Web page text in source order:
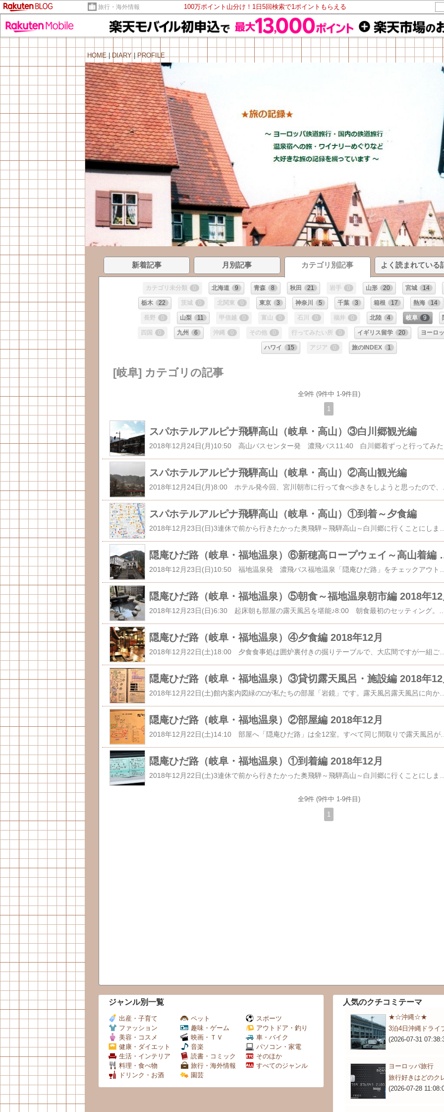
旅行・海外情報 100万ポイント山分け！1日5回検索で1ポイントもらえる
HOME|DIARY|PROFILE
新着記事 月別記事 カテゴリ別記事 よく読まれている
カテゴリ未分類 0 北海道 9 青森 8 秋田 21 岩手 0 山形 20 宮城 14
栃木 22 茨城 0 北関東 0 東京 3 神奈川 5 千葉 3 箱根 17 熱海 14
長野 0 山梨 11 甲信越 0 富山 0 石川 0 福井 0 北陸 4 岐阜 9
四国 0 九州 6 沖縄 0 その他 0 行ってみたい所 0 イギリス留学 20 ヨーロ
ハワイ 15 アジア 0 旅のINDEX 1
[岐阜] カテゴリの記事
全9件 (9件中 1-9件目)
1
スパホテルアルピナ飛騨高山（岐阜・高山）③白川郷観光編
スパホテルアルピナ飛騨高山（岐阜・高山）②高山観光編
スパホテルアルピナ飛騨高山（岐阜・高山）①到着～夕食編
隠庵ひだ路（岐阜
隠庵ひだ路（岐阜・福地温泉）⑤朝食～福地温泉朝市編 2018年12
隠庵ひだ路（岐阜・福地温泉）④夕食編 2018年12月
​​​​​​2018年12月22日(土)18:00 夕食食事処は囲炉裏付きの掘りテーブルで、大広間ですが一組ごとに衝立で仕切られています。最初のセッティングお品書き 「年の瀬に 思いはせる 大晦日膳を」「飛騨牛プラン」を予約したので、かなり飛騨牛が入ったメニューです。私は生ビールをオーダー夫は奥飛騨林檎ジュース本日の山実酒野の幸天然こごみのお浸し山里の恵み野菜色々山芋ゼリー合わせ奥飛騨の五品盛り最初に囲炉裏の前にセットされていました。ゆば含め粉山椒きのこしぐれ煮みずのこぶ虹ます甘露煮地物 茗荷梅肉酢飛騨の恵み飛騨牛と季節の野菜の和え物飛騨牛のマリネ白胡麻葛寄せ飛騨牛ステーキにぎり二種結晶塩 おろし醤油 ガリ囲炉裏岩魚と五平餅は最初から囲炉裏にセットされていました。岩魚塩焼五平餅えごま味噌のくとまり百合根と鯰 かぶら蒸し田舎盛りわらび田舎煮ばあちゃんのころ芋飛騨かぶ漬け 赤かぶなが漬け ゆず大根 蕪の葉ふる漬けこれはお品書きにないような…二人分の用意だったのでお皿に取り分けたところ。ごっつを飛騨牛ロースステーキの溶岩焼岩塩。削るタイプです。おろしポン酢結構大きなお肉が2枚！ 私は２つのお肉を1/3ずついただきました。美味しかった～♪ でももうお腹がかなりいっぱい。山ぶどう酒をオーダーしてみました。御飯 汁物白米 味噌汁赤味噌仕立て口結びりんごシャーベットわらび餅二種「あったかパッド」というものが置かれていたので使ってみました。お部屋への持ち帰り用にこちらをいただきました。中はおにぎりでした。お腹いっぱいでも温泉に入るとお腹がすいてきて食べれるんですよね。福地おそぶ谷の山水おにぎりを食べた時に、冷蔵庫の缶ビールをいただきました♪そういえば湯上がり牛乳券は、夕食前に大浴場に行った後にもらいに行きました。この４種類の中から選ぶのですが、何にしたんだったかな。たぶんコーヒー牛乳かな。​部屋には布団を敷いてくれていました。この後も部屋の露天風呂を満喫して眠りにつきました。​​​​​⑤朝食～福地温泉朝市編​​​★ブログランキングの応援クリックをお願いいたします♪にほんブログ村​​​​​​​
隠庵ひだ路（岐阜・福地温泉）③貸切露天風呂・施設編 2018年12
​​​​​2018年12月22日(土)館内案内図緑の□が私たちの部屋「岩鏡」です。露天風呂露天風呂に向かう通路「隠庵ひだ路」には川沿いに露天風呂が2ヶ所あり、時間によって男女別の時と貸切風呂の時があります。貸切タイムは空いていれば何度でも利用できます。檜風呂：14:00～18:00 男湯 / 18:00～21:30 女湯 / 21:30～翌朝10:00 貸切岩風呂：14:00～18:00 女湯 / 18:00～21:30 男湯 / 21:30～翌朝10:00 貸切泉質：単純温泉効能：神経痛、筋肉痛、関節痛、五十肩、運動麻痺、関節のこわばり うちみ、くじき、痔疾、冷え性、慢性消化器病 夕方16時頃に行った時は右の岩湯が女性、ひのき湯が男性でした。夕食後 19時半頃見た時は逆になっていました。そして貸切タイム。男女の暖簾がなくなり、「空」の札がかかっています。空いていれば入る時は「入浴中」に裏返して利用します。翌朝、どちらも入ってみました。脱衣所は左右対称で同じ造り。バスタオルはありませんが、浴用タオルは用意されています。雨の日用の傘も用意されています。外から見た脱衣所「岩風呂」川と滝が見えます。「檜風呂」川が流れる音を聞きながらお風呂に入るのは本当に気持ちいい～♪湯あがりお休み処・ミニギャラリー露天風呂に行く手前に湯あがりお休み処があります。季節の小物や読み物が並んだミニギャラリーとなっています。テーブルやチェアもあり、男女別の時に露天風呂に入った場合はここで待ち合わせもできます。たしか水が流れていて音が心地よかったような…12月だったからでしょうか。クリスマスのディスプレイが中心でした。可愛いディスプレイ♪テーブルにはクリスマスツリー。可愛い♪こちらには情報誌など。福地の化石 四射サンゴみそせんべい、コーヒーせんべいなどのお菓子が置いてあります。麦茶、緑茶、薬草茶カップが可愛い☆こちらでいただきました。木でつくられたゲームが置いてあります。ここに書いてあるコーヒーは有料だったかな？ロビーチェックインの手続きをしたロビー。ここからの眺めが素敵です。椅子の隣は囲炉裏のあるスペース囲炉裏の隣にフロントこちら側には店屋天井の梁が立派で雰囲気があります。玄関には貸し出し用の羽織とブーツがあります。羽織は丈が長めで綿が入っているので暖かそうです。店屋食べ物や飾り物などいろいろなお土産が売られています。部屋にあった餡玉も売っているようです。ロビーの一角に自動販売機もあります。良心的な価格ですね。ハーゲンダッツなどのアイスクリームも売っていました。​​​​④夕食編​​★ブログランキングの応援クリックをお願いいたします♪にほんブログ村​​​​​​​
隠庵ひだ路（岐阜・福地温泉）②部屋編 2018年12月
​​​​2018年12月22日(土)14:10 部屋へ「隠庵ひだ路」は全12室。すべて同じ間取りで露天風呂がついています。ロビーや玄関、食事処、露天風呂は赤い〇の場所で、部屋は2室ずつつながった形になっています。私たちの部屋は緑の〇の「岩鏡」。間取りは10畳の和室＋4.5畳の掘り炬燵。10畳の和室はテーブルと座椅子、左側にテレビやクローゼットがあります。テーブルの上の箱は…お茶セットです。御菓子も入っていました。「隠庵ひだ路」オリジナルのあん玉。きなこがまぶしてある、あんこのお菓子。冬は炬燵が嬉しいです♪ それも掘り炬燵！外に露天風呂が見えます。鍵はひとつ。大浴場はありますが、貸切になる時間もあるし、基本的に部屋に露天風呂がついているのでそんなに問題はありませんでした。ひとり１杯ずつ牛乳をいただけます。10畳の和室の片側はテレビやクローゼット。右側の押し入れは布団などが入っていました。テレビの上の絵クローゼットの上側には浴衣や羽織など。フリースマント。ブランケットとしてもマントとしても使えて重宝しました。こちらは何かなと思ったら便箋セット。クローゼットの下側には冷蔵庫とポット。冷蔵庫の中は有料。洗面スペース。お風呂にいっぱい入るのでタオルウォーマーがあると便利。基礎化粧品はこちらの棚に。下は男性用。クレンジングから乳液までと、コットンや綿棒まであるので手ぶらで大丈夫ですね。鏡台の形の可愛い鏡♪この包みは何かな？ドライヤーでした。そのまま置いてあるよりも風情がありますね。シンクの横の棚に置いてあった湯かごには…タオルと巾着が入っていました。洗面スペースの横にトイレ内湯は檜造り。洗い場が２つあります。バスアメニティも檜の香りのもの。内湯からこの扉をあけると露天風呂。右の扉は脱衣所。では外に出てみます。写真で見ると小さく見えますが、2人で入れる大きさです。左側には庭が見えます。露天風呂から庭を見たところ。この年は雪が少なく、少ししか残っていませんでしたが、雪が積もっていたら雪見風呂もいいですね♪​​​​​③貸切露天風呂・施設編​​​★ブログランキングの応援クリックをお願いいたします♪にほんブログ村​​​​​​
隠庵ひだ路（岐阜・福地温泉）①到着編 2018年12月
全9件 (9件中 1-9件目)
1
ジャンル別一覧
出産・子育て
ファッション
美容・コスメ
健康・ダイエット
生活・インテリア
料理・食べ物
ドリンク・お酒
ペット
趣味・ゲーム
映画・ＴＶ
音楽
読書・コミック
旅行・海外情報
園芸
スポーツ
アウトドア・釣り
車・バイク
パソコン・家電
そのほか
すべてのジャンル
人気のクチコミテーマ
★☆沖縄☆★
3泊4日沖縄ドラ
(2026-07-31
ヨーロッパ旅行
旅行好きはどのク
(2026-07-28